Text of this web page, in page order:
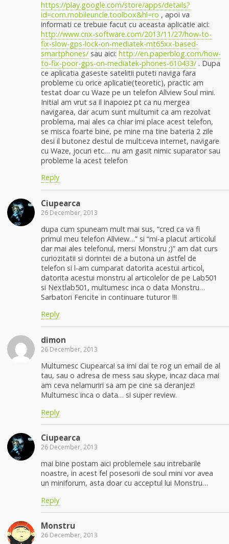
https://play.google.com/store/apps/details?
id=com.mobileuncle.toolbox&hl=ro , apoi va
informati ce trebuie facut cu aceasta aplicatie aici:
http://www.cnx-software.com/2013/11/27/how-to-
fix-slow-gps-lock-on-mediatek-mt65xx-based-
smartphones/ sau aici: http://en.paperblog.com/how-
to-fix-poor-gps-on-mediatek-phones-610433/ . Dupa
ce aplicatia gaseste satelitii puteti naviga fara
probleme cu orice aplicatie(teoretic), practic am
testat doar cu Waze pe un telefon Allview Soul mini.
Initial am vrut sa il inapoiez pt ca nu mergea
navigarea, dar acum sunt multumit ca am rezolvat
problema, mai ales ca chiar imi place acest telefon,
se misca foarte bine, pe mine ma tine bateria 2 zile
desi il butonez destul de mult:ceva internet, navigare
cu Waze, jocuri etc… nu am gasit nimic suparator sau
probleme la acest telefon
Reply
Ciupearca
26 December, 2013
dupa cum spuneam mult mai sus, “cred ca va fi
primul meu telefon Allview…” si “mi-a placut articolul
dar mai ales telefonul, mersi Monstru ;)” am dat curs
curiozitatii si dorintei de a butona un astfel de
telefon si l-am cumparat datorita acestui articol,
datorita acestui monstru al articolelor de pe Lab501
si Nextlab501, multumesc inca o data Monstru…
Sarbatori Fericite in continuare tuturor !!!
Reply
dimon
26 December, 2013
Multumesc Ciupearca! sa imi dai te rog un email de al
tau, sau o adresa de mess sau skype, incaz daca mai
am ceva nelamuriri sa am pe cine sa deranjez!
Multumesc inca o data… si super review.
Reply
Ciupearca
26 December, 2013
mai bine postam aici problemele sau intrebarile
noastre, in acest fel posesorii de soul mini vor avea
un miniforum, asta doar cu acceptul lui Monstru…
Reply
Monstru
26 December, 2013